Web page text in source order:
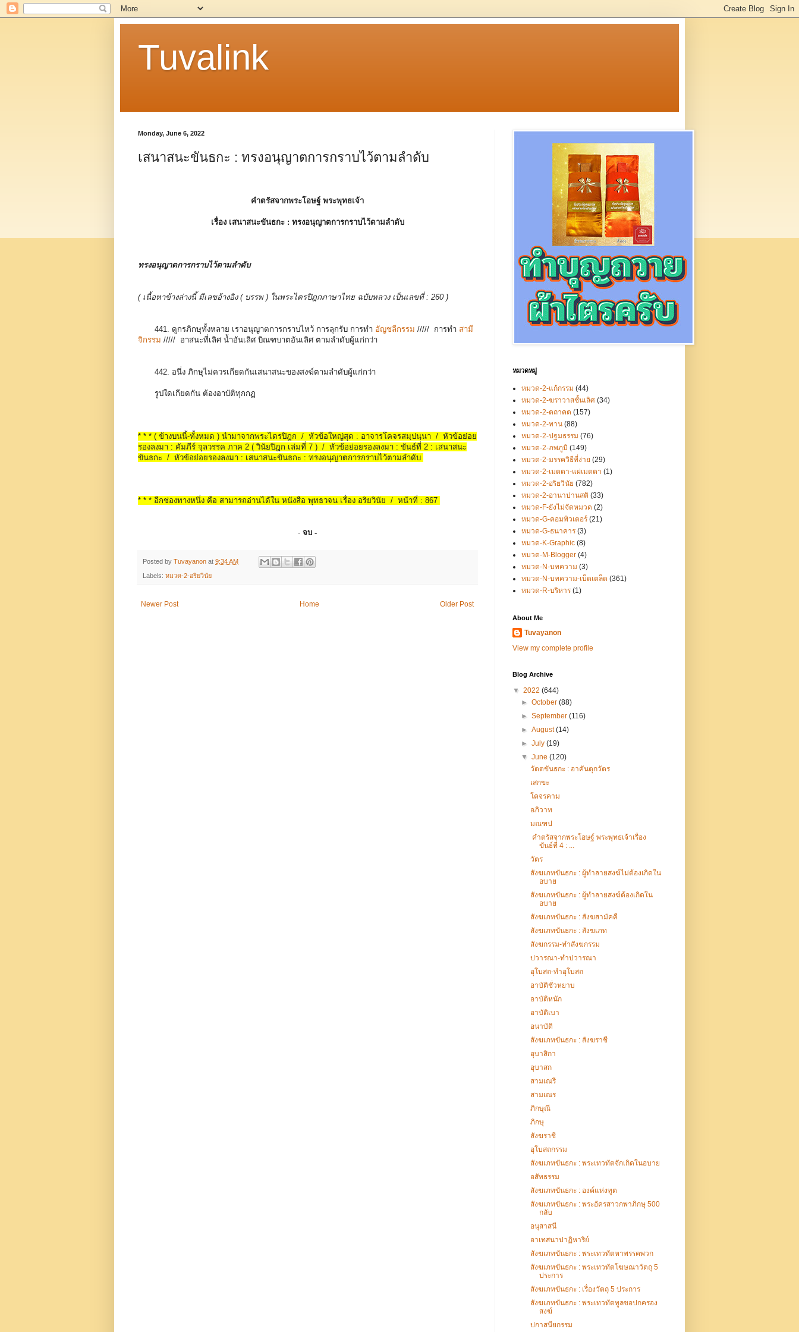
Tuvalink
Monday, June 6, 2022
เสนาสนะขันธกะ : ทรงอนุญาตการกราบไว้ตามลำดับ
คำตรัสจากพระโอษฐ์ พระพุทธเจ้า
เรื่อง เสนาสนะขันธกะ : ทรงอนุญาตการกราบไว้ตามลำดับ
ทรงอนุญาตการกราบไว้ตามลำดับ
( เนื้อหาข้างล่างนี้ มีเลขอ้างอิง ( บรรพ ) ในพระไตรปิฎกภาษาไทย ฉบับหลวง เป็นเลขที่ : 260 )
441. ดูกรภิกษุทั้งหลาย เราอนุญาตการกราบไหว้ การลุกรับ การทำ อัญชลีกรรม ///// การทำ สามี
จิกรรม ///// อาสนะที่เลิศ น้ำอันเลิศ บิณฑบาตอันเลิศ ตามลำดับผู้แก่กว่า
442. อนึ่ง ภิกษุไม่ควรเกียดกันเสนาสนะของสงฆ์ตามลำดับผู้แก่กว่า
รูปใดเกียดกัน ต้องอาบัติทุกกฏ
* * * ( ข้างบนนี้-ทั้งหมด ) นำมาจากพระไตรปิฎก / หัวข้อใหญ่สุด : อาจารโคจรสมฺปนฺนา / หัวข้อย่อย
รองลงมา : คัมภีร์ จุลวรรค ภาค 2 ( วินัยปิฎก เล่มที่ 7 ) / หัวข้อย่อยรองลงมา : ขันธ์ที่ 2 : เสนาสนะ
ขันธกะ / หัวข้อย่อยรองลงมา : เสนาสนะขันธกะ : ทรงอนุญาตการกราบไว้ตามลำดับ
* * * อีกช่องทางหนึ่ง คือ สามารถอ่านได้ใน หนังสือ พุทธวจน เรื่อง อริยวินัย / หน้าที่ : 867
- จบ -
Posted by Tuvayanon at 9:34 AM
Labels: หมวด-2-อริยวินัย
Newer Post Older Post
Home
หมวดหมู่
หมวด-2-แก้กรรม (44)
หมวด-2-ฆราวาสชั้นเลิศ (34)
หมวด-2-ตถาคต (157)
หมวด-2-ทาน (88)
หมวด-2-ปฐมธรรม (76)
หมวด-2-ภพภูมิ (149)
หมวด-2-มรรควิธีที่ง่าย (29)
หมวด-2-เมตตา-แผ่เมตตา (1)
หมวด-2-อริยวินัย (782)
หมวด-2-อานาปานสติ (33)
หมวด-F-ยังไม่จัดหมวด (2)
หมวด-G-คอมพิวเตอร์ (21)
หมวด-G-ธนาคาร (3)
หมวด-K-Graphic (8)
หมวด-M-Blogger (4)
หมวด-N-บทความ (3)
หมวด-N-บทความ-เบ็ดเตล็ด (361)
หมวด-R-บริหาร (1)
About Me
Tuvayanon
View my complete profile
Blog Archive
▼ 2022 (644)
►October(88)
►September(116)
►August(14)
►July(19)
▼June(120)
วัตตขันธกะ : อาคันตุกวัตร
เสกขะ
โคจรคาม
อภิวาท
มณฑป
คำตรัสจากพระโอษฐ์ พระพุทธเจ้าเรื่อง
ขันธ์ที่ 4 : ...
วัตร
สังฆเภทขันธกะ : ผู้ทำลายสงฆ์ไม่ต้องเกิดใน
อบาย
สังฆเภทขันธกะ : ผู้ทำลายสงฆ์ต้องเกิดใน
อบาย
สังฆเภทขันธกะ : สังฆสามัคคี
สังฆเภทขันธกะ : สังฆเภท
สังฆกรรม-ทำสังฆกรรม
ปวารณา-ทำปวารณา
อุโบสถ-ทำอุโบสถ
อาบัติชั่วหยาบ
อาบัติหนัก
อาบัติเบา
อนาบัติ
สังฆเภทขันธกะ : สังฆราชี
อุบาสิกา
อุบาสก
สามเณรี
สามเณร
ภิกษุณี
ภิกษุ
สังฆราชี
อุโบสถกรรม
สังฆเภทขันธกะ : พระเทวทัตจักเกิดในอบาย
อสัทธรรม
สังฆเภทขันธกะ : องค์แห่งทูต
สังฆเภทขันธกะ : พระอัครสาวกพาภิกษุ 500
กลับ
อนุสาสนี
อาเทสนาปาฏิหาริย์
สังฆเภทขันธกะ : พระเทวทัตหาพรรคพวก
สังฆเภทขันธกะ : พระเทวทัตโฆษณาวัตถุ 5
ประการ
สังฆเภทขันธกะ : เรื่องวัตถุ 5 ประการ
สังฆเภทขันธกะ : พระเทวทัตทูลขอปกครอง
สงฆ์
ปกาสนียกรรม